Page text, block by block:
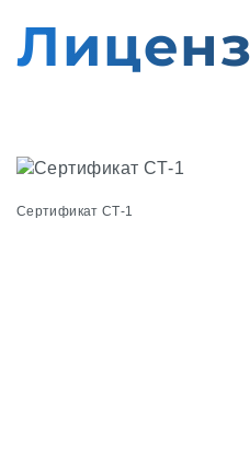
Сертификат СТ-1